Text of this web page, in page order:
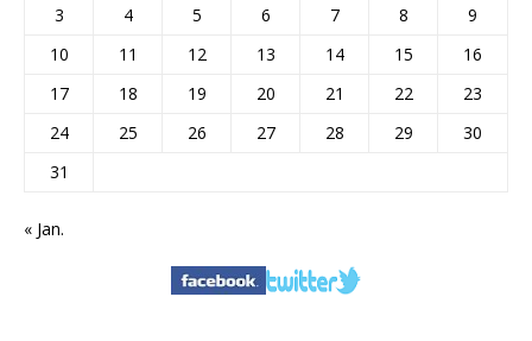
3
4 5 6 7 8
9
10
11 12 13 14 15
16
17
18 19 20 21 22
23
24
25 26 27 28 29
30
31
« Jan.